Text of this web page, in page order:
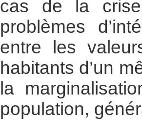
cas de la
problèmes
entre les
habitants d’un
la
population,